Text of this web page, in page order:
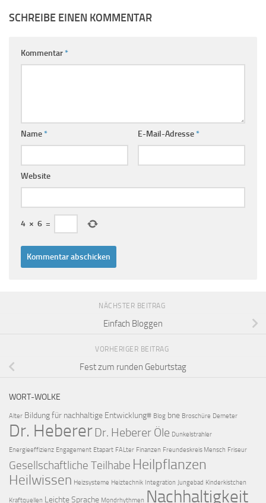
SCHREIBE EINEN KOMMENTAR
Kommentar*
Name* E-Mail-Adresse*
Website
4 × 6 =
NÄCHSTER BEITRAG
Einfach Bloggen
VORHERIGER BEITRAG
Fest zum runden Geburtstag
WORT-WOLKE
Alter Bildung für nachhaltige Entwicklung# Blog bne Broschüre Demeter
Dr. HebererDr. Heberer Öle Dunkelstrahler
Energieeffizienz Engagement Etapart FALter Finanzen Freundeskreis Mensch Friseur
Gesellschaftliche Teilhabe Heilpflanzen
Heilwissen Heizsysteme Heiztechnik Integration Jungebad Kinderkistchen
Kraftquellen Leichte Sprache Mondrhythmen Nachhaltigkeit